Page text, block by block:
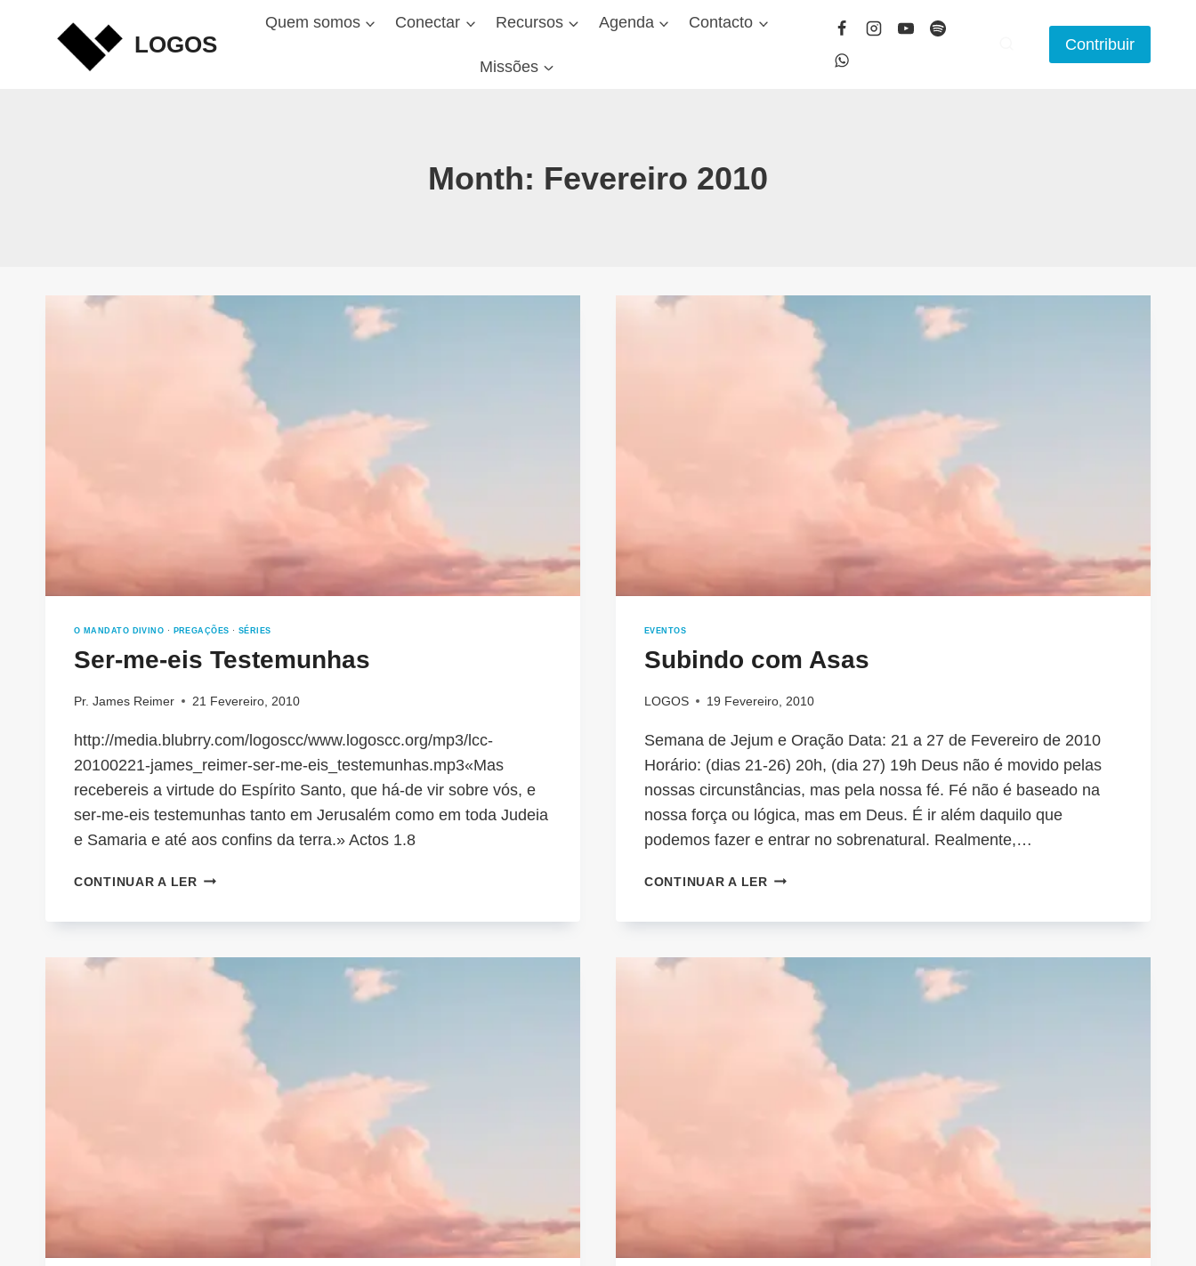
LOGOS
Quem somos Conectar Recursos Agenda Contacto
Missões
Contribuir
Month: Fevereiro 2010
O MANDATO DIVINO · PREGAÇÕES · SÉRIES
Ser-me-eis Testemunhas
Pr. James Reimer 21 Fevereiro, 2010
http://media.blubrry.com/logoscc/www.logoscc.org/mp3/lcc-
20100221-james_reimer-ser-me-eis_testemunhas.mp3«Mas
recebereis a virtude do Espírito Santo, que há-de vir sobre vós, e
ser-me-eis testemunhas tanto em Jerusalém como em toda Judeia
e Samaria e até aos confins da terra.» Actos 1.8
CONTINUAR A LERSER-
EVENTOS
Subindo com Asas
LOGOS 19 Fevereiro, 2010
Semana de Jejum e Oração Data: 21 a 27 de Fevereiro de 2010
Horário: (dias 21-26) 20h, (dia 27) 19h Deus não é movido pelas
nossas circunstâncias, mas pela nossa fé. Fé não é baseado na
nossa força ou lógica, mas em Deus. É ir além daquilo que
podemos fazer e entrar no sobrenatural. Realmente,…
CONTINUAR A LERSUBINDO